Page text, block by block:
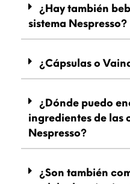
¿Hay también
sistema Nespresso?
¿Cápsulas o
¿Dónde puedo
ingredientes de las
Nespresso?
¿Son también